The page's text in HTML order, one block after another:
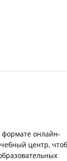
онлайн-
центр,